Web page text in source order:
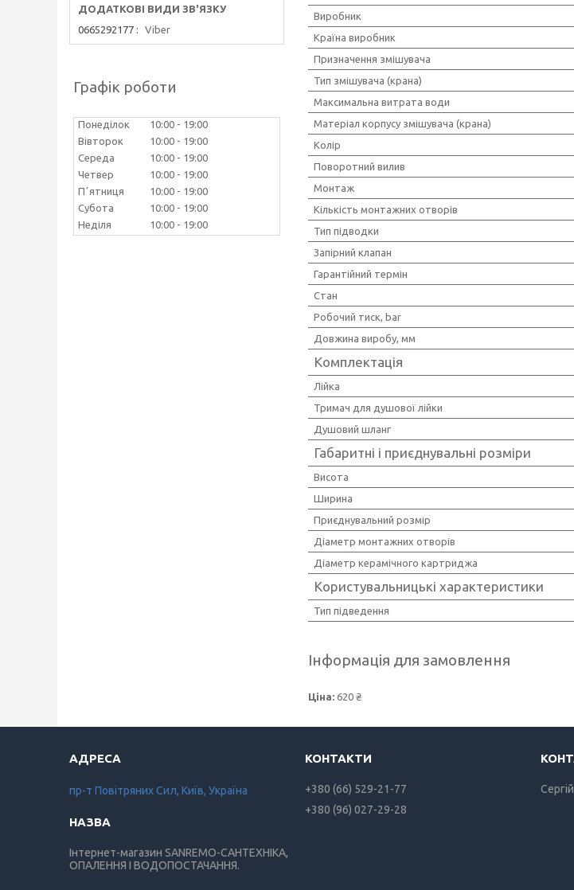
Виробник
Країна виробник
Призначення змішувача
Тип змішувача (крана)
Максимальна витрата води
Матеріал корпусу змішувача (крана)
Колір
Поворотний вилив
Монтаж
Кількість монтажних отворів
Тип підводки
Запірний клапан
Гарантійний термін
Стан
Робочий тиск, bar
Довжина виробу, мм
Комплектація
Лійка
Тримач для душової лійки
Душовий шланг
Габаритні і приєднувальні розміри
Висота
Ширина
Приєднувальний розмір
Діаметр монтажних отворів
Діаметр керамічного картриджа
Користувальницькі характеристики
Тип підведення
Інформація для замовлення
Ціна: 620 ₴
0665292177 Viber
Графік роботи
Понеділок 10:00
19:00
Вівторок
10:00
19:00
Середа
10:00
19:00
Четвер
10:00
19:00
Пʼятниця
10:00
19:00
Субота
10:00
19:00
Неділя
10:00 19:00
пр-т Повiтряних Сил, Київ, Україна
Інтернет-магазин SANREMO-САНТЕХНІКА,
ОПАЛЕННЯ І ВОДОПОСТАЧАННЯ.
+380 (66) 529-21-77
+380 (96) 027-29-28
Сергiй